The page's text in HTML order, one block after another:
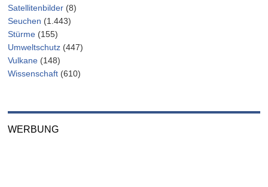
Satellitenbilder (8)
Seuchen (1.443)
Stürme (155)
Umweltschutz (447)
Vulkane (148)
Wissenschaft (610)
WERBUNG